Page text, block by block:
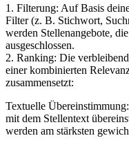
1. Filterung: Auf Basis
Filter (z. B. Stichwort,
werden Stellenangebote,
ausgeschlossen.
2. Ranking: Die
einer kombinierten
zusammensetzt:
Textuelle
mit dem Stellentext
werden am stärksten